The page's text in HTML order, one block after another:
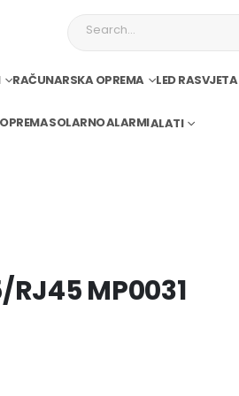
RAČUNARSKA OPREMA LED RASVJETA
SOLARNOALARMIALATI
RJ45 MP0031